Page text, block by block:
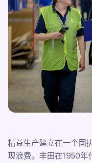
精益生产建立在一个固
现浪费。丰田在1950年